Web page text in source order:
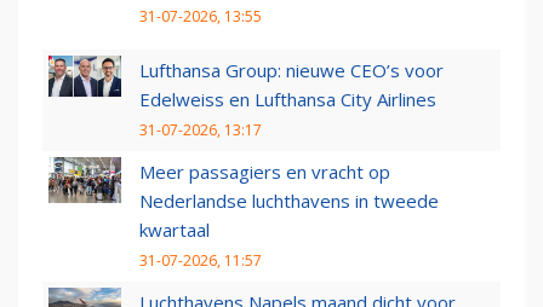
31-07-2026, 13:55
Lufthansa Group: nieuwe CEO’s voor
Edelweiss en Lufthansa City Airlines
31-07-2026, 13:17
Meer passagiers en vracht op
Nederlandse luchthavens in tweede
kwartaal
31-07-2026, 11:57